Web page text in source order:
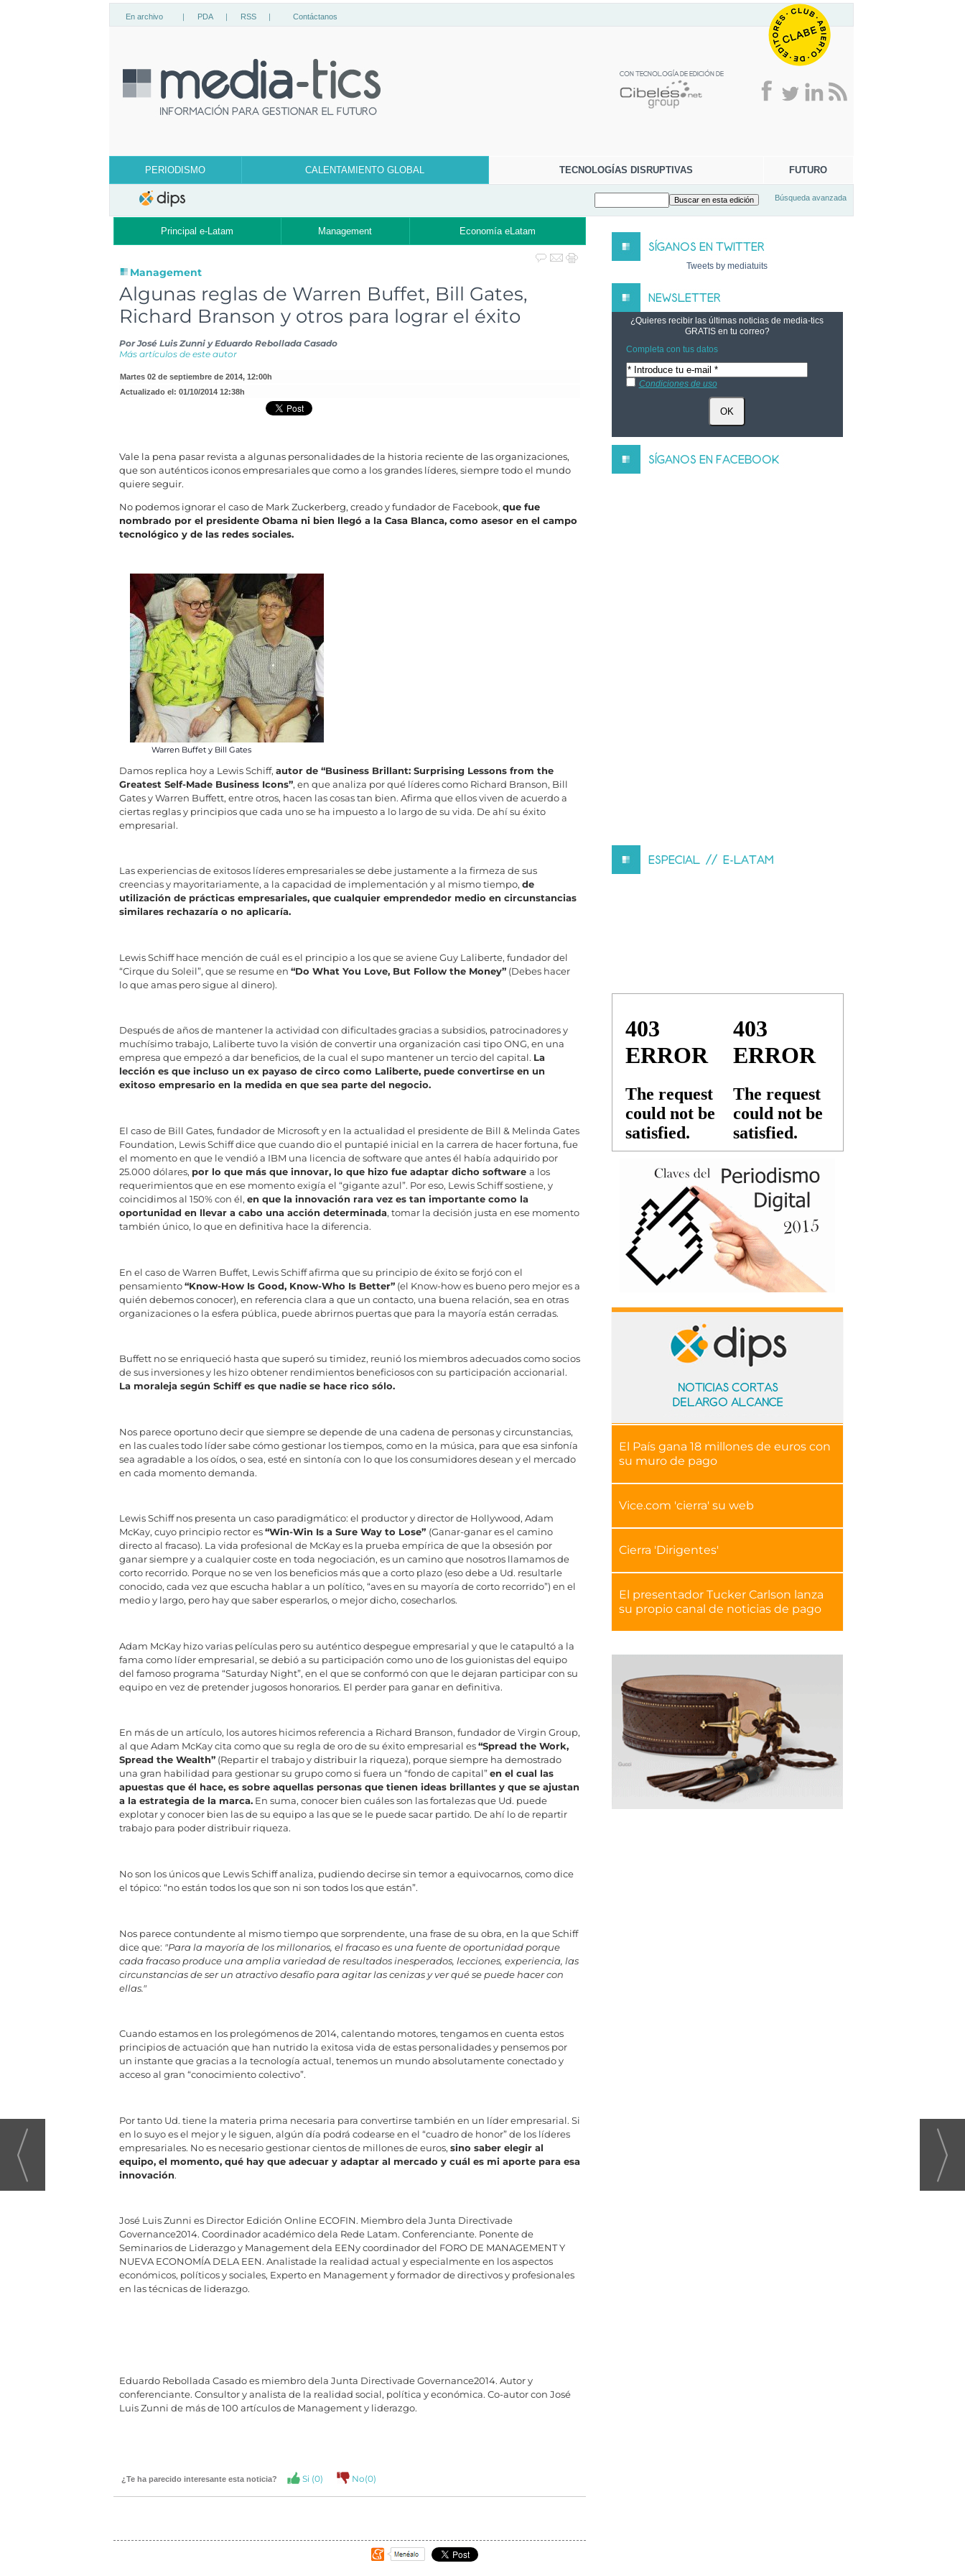
En archivo | PDA | RSS | Contáctanos
PERIODISMO CALENTAMIENTO GLOBAL TECNOLOGÍAS DISRUPTIVAS FUTURO
Búsqueda avanzada
Principal e-Latam Management Economía eLatam
Management
Algunas reglas de Warren Buffet, Bill Gates,
Richard Branson y otros para lograr el éxito
PorJosé Luis Zunni y Eduardo Rebollada Casado
Más artículos de este autor
martes 02 de septiembre de 2014, 12:00h
Actualizado el: 01/10/2014 12:38h
Vale la pena pasar revista a algunas personalidades de la historia reciente de las organizaciones,
que son auténticos iconos empresariales que como a los grandes líderes, siempre todo el mundo
quiere seguir.
No podemos ignorar el caso de Mark Zuckerberg, creado y fundador de Facebook, que fue
nombrado por el presidente Obama ni bien llegó a la Casa Blanca, como asesor en el campo
tecnológico y de las redes sociales.
Warren Buffet y Bill Gates
Damos replica hoy a Lewis Schiff, autor de “Business Brillant: Surprising Lessons from the
Greatest Self-Made Business Icons”, en que analiza por qué líderes como Richard Branson, Bill
Gates y Warren Buffett, entre otros, hacen las cosas tan bien. Afirma que ellos viven de acuerdo a
ciertas reglas y principios que cada uno se ha impuesto a lo largo de su vida. De ahí su éxito
empresarial.
Las experiencias de exitosos líderes empresariales se debe justamente a la firmeza de sus
creencias y mayoritariamente, a la capacidad de implementación y al mismo tiempo, de
utilización de prácticas empresariales, que cualquier emprendedor medio en circunstancias
similares rechazaría o no aplicaría.
Lewis Schiff hace mención de cuál es el principio a los que se aviene Guy Laliberte, fundador del
“Cirque du Soleil”, que se resume en “Do What You Love, But Follow the Money”(Debes hacer
lo que amas pero sigue al dinero).
Después de años de mantener la actividad con dificultades gracias a subsidios, patrocinadores y
muchísimo trabajo, Laliberte tuvo la visión de convertir una organización casi tipo ONG, en una
empresa que empezó a dar beneficios, de la cual el supo mantener un tercio del capital. La
lección es que incluso un ex payaso de circo como Laliberte, puede convertirse en un
exitoso empresario en la medida en que sea parte del negocio.
El caso de Bill Gates, fundador de Microsoft y en la actualidad el presidente de Bill & Melinda Gates
Foundation, Lewis Schiff dice que cuando dio el puntapié inicial en la carrera de hacer fortuna, fue
el momento en que le vendió a IBM una licencia de software que antes él había adquirido por
25.000 dólares, por lo que más que innovar, lo que hizo fue adaptar dicho software a los
requerimientos que en ese momento exigía el “gigante azul”. Por eso, Lewis Schiff sostiene, y
coincidimos al 150% con él, en que la innovación rara vez es tan importante como la
oportunidad en llevar a cabo una acción determinada, tomar la decisión justa en ese momento
también único, lo que en definitiva hace la diferencia.
En el caso de Warren Buffet, Lewis Schiff afirma que su principio de éxito se forjó con el
pensamiento “Know-How Is Good, Know-Who Is Better”(el Know-how es bueno pero mejor es a
quién debemos conocer), en referencia clara a que un contacto, una buena relación, sea en otras
organizaciones o la esfera pública, puede abrirnos puertas que para la mayoría están cerradas.
Buffett no se enriqueció hasta que superó su timidez, reunió los miembros adecuados como socios
de sus inversiones y les hizo obtener rendimientos beneficiosos con su participación accionarial.
La moraleja según Schiff es que nadie se hace rico sólo.
Nos parece oportuno decir que siempre se depende de una cadena de personas y circunstancias,
en las cuales todo líder sabe cómo gestionar los tiempos, como en la música, para que esa sinfonía
sea agradable a los oídos, o sea, esté en sintonía con lo que los consumidores desean y el mercado
en cada momento demanda.
Lewis Schiff nos presenta un caso paradigmático: el productor y director de Hollywood, Adam
McKay, cuyo principio rector es “Win-Win Is a Sure Way to Lose” (Ganar-ganar es el camino
directo al fracaso). La vida profesional de McKay es la prueba empírica de que la obsesión por
ganar siempre y a cualquier coste en toda negociación, es un camino que nosotros llamamos de
corto recorrido. Porque no se ven los beneficios más que a corto plazo (eso debe a Ud. resultarle
conocido, cada vez que escucha hablar a un político, “aves en su mayoría de corto recorrido”) en el
medio y largo, pero hay que saber esperarlos, o mejor dicho, cosecharlos.
Adam McKay hizo varias películas pero su auténtico despegue empresarial y que le catapultó a la
fama como líder empresarial, se debió a su participación como uno de los guionistas del equipo
del famoso programa “Saturday Night”, en el que se conformó con que le dejaran participar con su
equipo en vez de pretender jugosos honorarios. El perder para ganar en definitiva.
En más de un artículo, los autores hicimos referencia a Richard Branson, fundador de Virgin Group,
al que Adam McKay cita como que su regla de oro de su éxito empresarial es “Spread the Work,
Spread the Wealth”(Repartir el trabajo y distribuir la riqueza), porque siempre ha demostrado
una gran habilidad para gestionar su grupo como si fuera un “fondo de capital” en el cual las
apuestas que él hace, es sobre aquellas personas que tienen ideas brillantes y que se ajustan
a la estrategia de la marca.En suma, conocer bien cuáles son las fortalezas que Ud. puede
explotar y conocer bien las de su equipo a las que se le puede sacar partido. De ahí lo de repartir
trabajo para poder distribuir riqueza.
No son los únicos que Lewis Schiff analiza, pudiendo decirse sin temor a equivocarnos, como dice
el tópico: “no están todos los que son ni son todos los que están”.
Nos parece contundente al mismo tiempo que sorprendente, una frase de su obra, en la que Schiff
dice que: "Para la mayoría de los millonarios, el fracaso es una fuente de oportunidad porque
cada fracaso produce una amplia variedad de resultados inesperados, lecciones, experiencia, las
circunstancias de ser un atractivo desafío para agitar las cenizas y ver qué se puede hacer con
ellas."
Cuando estamos en los prolegómenos de 2014, calentando motores, tengamos en cuenta estos
principios de actuación que han nutrido la exitosa vida de estas personalidades y pensemos por
un instante que gracias a la tecnología actual, tenemos un mundo absolutamente conectado y
acceso al gran “conocimiento colectivo”.
Por tanto Ud. tiene la materia prima necesaria para convertirse también en un líder empresarial. Si
en lo suyo es el mejor y le siguen, algún día podrá codearse en el “cuadro de honor” de los líderes
empresariales. No es necesario gestionar cientos de millones de euros, sino saber elegir al
equipo, el momento, qué hay que adecuar y adaptar al mercado y cuál es mi aporte para esa
innovación.
José Luis Zunni es Director Edición Online ECOFIN. Miembro dela Junta Directivade
Governance2014. Coordinador académico dela Rede Latam. Conferenciante. Ponente de
Seminarios de Liderazgo y Management dela EENy coordinador del FORO DE MANAGEMENT Y
NUEVA ECONOMÍA DELA EEN. Analistade la realidad actual y especialmente en los aspectos
económicos, políticos y sociales, Experto en Management y formador de directivos y profesionales
en las técnicas de liderazgo.
Eduardo Rebollada Casado es miembro dela Junta Directivade Governance2014. Autor y
conferenciante. Consultor y analista de la realidad social, política y económica. Co-autor con José
Luis Zunni de más de 100 artículos de Management y liderazgo.
¿Te ha parecido interesante esta noticia? Si (0) No(0)
Tweets by mediatuits
¿Quieres recibir las últimas noticias de media-tics
GRATISen tu correo?
Completa con tus datos
Condiciones de uso
El País gana 18 millones de euros con
su muro de pago
Vice.com 'cierra' su web
Cierra 'Dirigentes'
El presentador Tucker Carlson lanza
su propio canal de noticias de pago